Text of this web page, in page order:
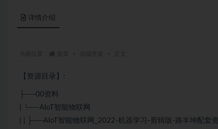
详情介绍
【资源目录】:
├──00资料
| └──AIoT智能物联网
| | ├──AIoT智能物联网_2022-机器学习-剪辑版-路丰坤配套